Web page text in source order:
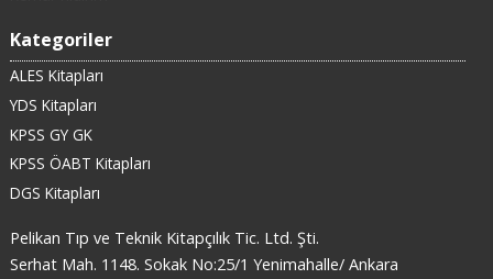
Kategoriler
ALES Kitapları
YDS Kitapları
KPSS GY GK
KPSS ÖABT Kitapları
DGS Kitapları
Pelikan Tıp ve Teknik Kitapçılık Tic. Ltd. Şti.
Serhat Mah. 1148. Sokak No:25/1 Yenimahalle/ Ankara